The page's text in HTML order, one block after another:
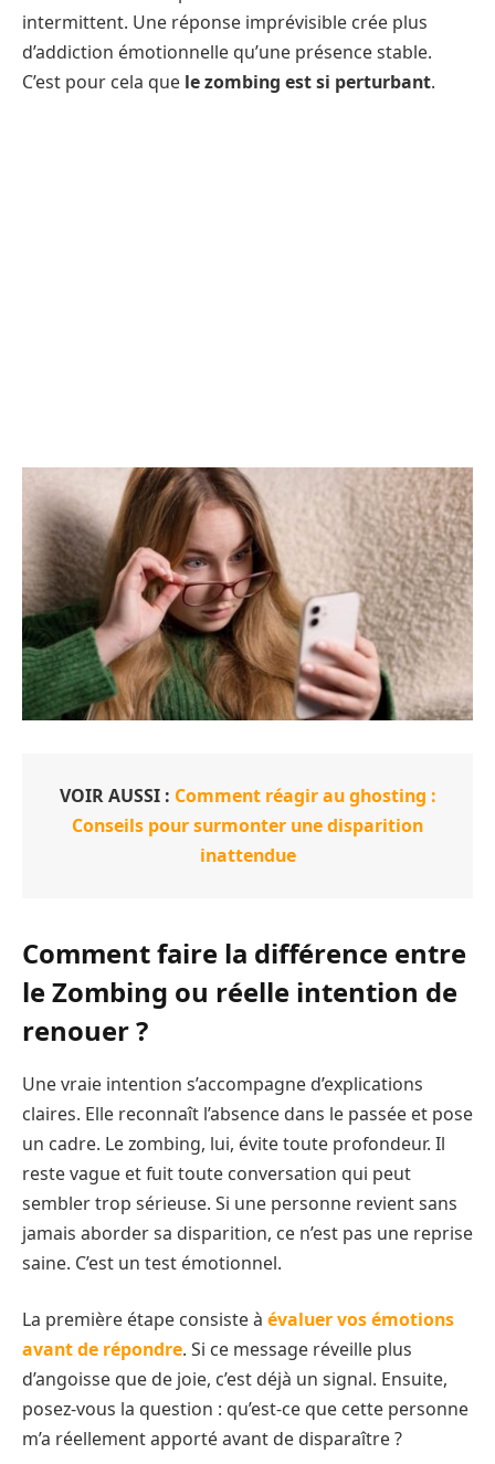
intermittent. Une réponse imprévisible crée plus
d’addiction émotionnelle qu’une présence stable.
C’est pour cela que le zombing est si perturbant.
VOIR AUSSI : Comment réagir au ghosting :
Conseils pour surmonter une disparition
inattendue
Comment faire la différence entre
le Zombing ou réelle intention de
renouer ?
Une vraie intention s’accompagne d’explications
claires. Elle reconnaît l’absence dans le passée et pose
un cadre. Le zombing, lui, évite toute profondeur. Il
reste vague et fuit toute conversation qui peut
sembler trop sérieuse. Si une personne revient sans
jamais aborder sa disparition, ce n’est pas une reprise
saine. C’est un test émotionnel.
La première étape consiste à évaluer vos émotions
avant de répondre. Si ce message réveille plus
d’angoisse que de joie, c’est déjà un signal. Ensuite,
posez-vous la question : qu’est-ce que cette personne
m’a réellement apporté avant de disparaître ?